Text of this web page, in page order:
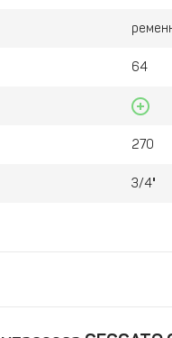
64
270
3/4"